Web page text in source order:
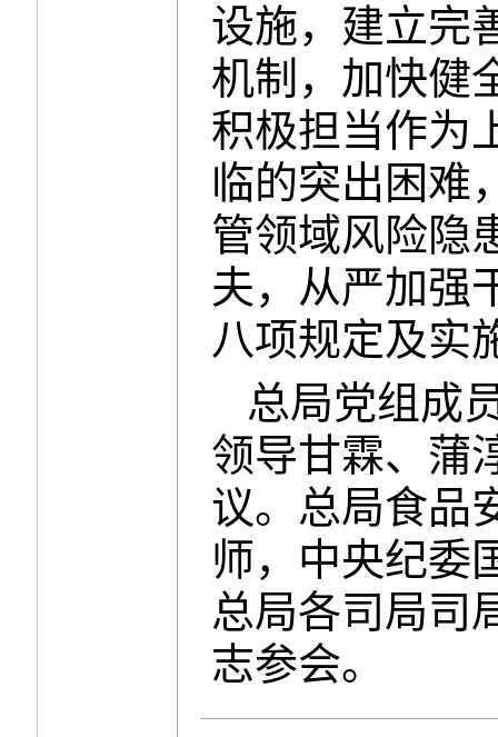
设施，建立完
机制，加快健
积极担当作为
临的突出困难
管领域风险隐
夫，从严加强
八项规定及实
总局党组成
领导甘霖、蒲
议。总局食品
师，中央纪委
总局各司局司
志参会。